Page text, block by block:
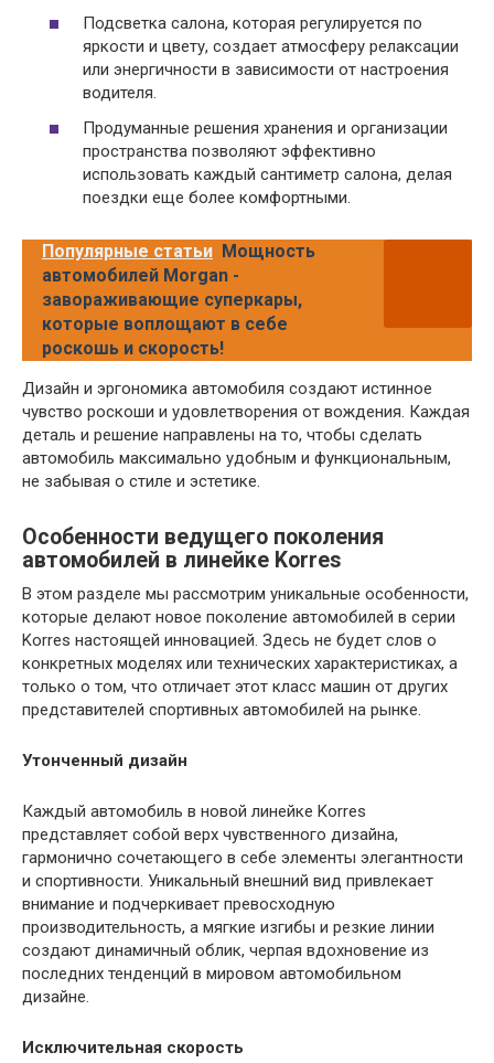
Подсветка салона, которая регулируется по
яркости и цвету, создает атмосферу релаксации
или энергичности в зависимости от настроения
водителя.
Продуманные решения хранения и организации
пространства позволяют эффективно
использовать каждый сантиметр салона, делая
поездки еще более комфортными.
Популярные статьи Мощность
автомобилей Morgan -
завораживающие суперкары,
которые воплощают в себе
роскошь и скорость!
Дизайн и эргономика автомобиля создают истинное
чувство роскоши и удовлетворения от вождения. Каждая
деталь и решение направлены на то, чтобы сделать
автомобиль максимально удобным и функциональным,
не забывая о стиле и эстетике.
Особенности ведущего поколения
автомобилей в линейке Korres
В этом разделе мы рассмотрим уникальные особенности,
которые делают новое поколение автомобилей в серии
Korres настоящей инновацией. Здесь не будет слов о
конкретных моделях или технических характеристиках, а
только о том, что отличает этот класс машин от других
представителей спортивных автомобилей на рынке.
Утонченный дизайн
Каждый автомобиль в новой линейке Korres
представляет собой верх чувственного дизайна,
гармонично сочетающего в себе элементы элегантности
и спортивности. Уникальный внешний вид привлекает
внимание и подчеркивает превосходную
производительность, а мягкие изгибы и резкие линии
создают динамичный облик, черпая вдохновение из
последних тенденций в мировом автомобильном
дизайне.
Исключительная скорость